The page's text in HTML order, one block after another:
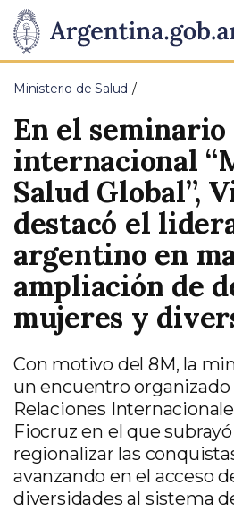
Presidencia
de
la
Nación
Pasar al contenido principal
Ministerio de Salud
En el seminario
internacional
Salud Global”,
destacó el
argentino en
ampliación de
mujeres y
Con motivo del 8M, la
un encuentro
Relaciones
Fiocruz en el que
regionalizar las
avanzando en el acceso
diversidades al sistema